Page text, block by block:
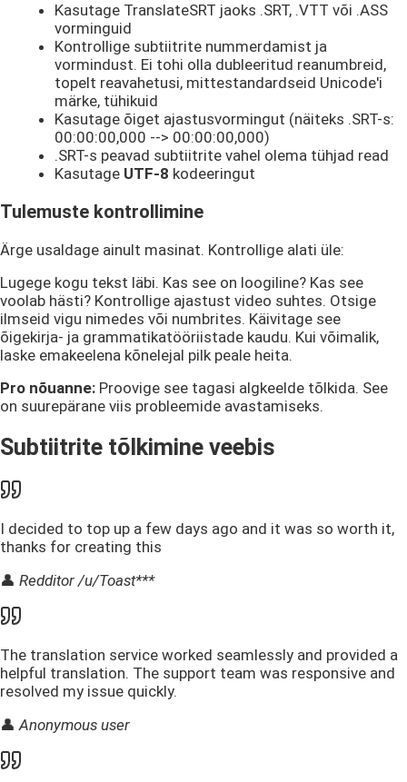
Kasutage TranslateSRT jaoks .SRT, .VTT või .ASS
vorminguid
Kontrollige subtiitrite nummerdamist ja
vormindust. Ei tohi olla dubleeritud reanumbreid,
topelt reavahetusi, mittestandardseid Unicode'i
märke, tühikuid
Kasutage õiget ajastusvormingut (näiteks .SRT-s:
00:00:00,000 --> 00:00:00,000)
.SRT-s peavad subtiitrite vahel olema tühjad read
Kasutage UTF-8 kodeeringut
Tulemuste kontrollimine
Ärge usaldage ainult masinat. Kontrollige alati üle:
Lugege kogu tekst läbi. Kas see on loogiline? Kas see
voolab hästi? Kontrollige ajastust video suhtes. Otsige
ilmseid vigu nimedes või numbrites. Käivitage see
õigekirja- ja grammatikatööriistade kaudu. Kui võimalik,
laske emakeelena kõnelejal pilk peale heita.
Pro nõuanne: Proovige see tagasi algkeelde tõlkida. See
on suurepärane viis probleemide avastamiseks.
Subtiitrite tõlkimine veebis
I decided to top up a few days ago and it was so worth it,
thanks for creating this
👤 Redditor /u/Toast***
The translation service worked seamlessly and provided a
helpful translation. The support team was responsive and
resolved my issue quickly.
👤Anonymous user